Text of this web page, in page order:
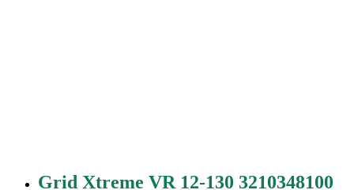
Grid Xtreme VR 12-130 3210348100